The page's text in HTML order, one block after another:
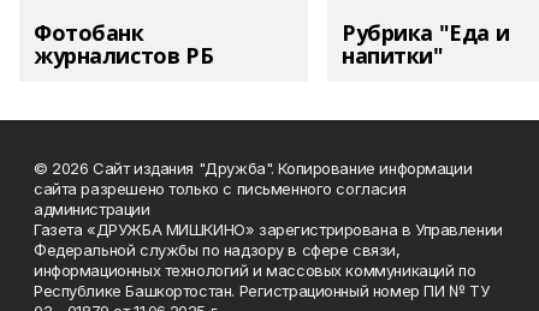
Фотобанк
журналистов РБ
Рубрика "Еда и
напитки"
© 2026 Сайт издания "Дружба". Копирование информации
сайта разрешено только с письменного согласия
администрации
Газета «ДРУЖБА МИШКИНО» зарегистрирована в Управлении
Федеральной службы по надзору в сфере связи,
информационных технологий и массовых коммуникаций по
Республике Башкортостан. Регистрационный номер ПИ № ТУ